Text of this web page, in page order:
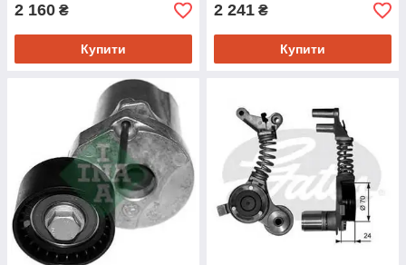
2 160 ₴
Купити
2 241 ₴
Купити